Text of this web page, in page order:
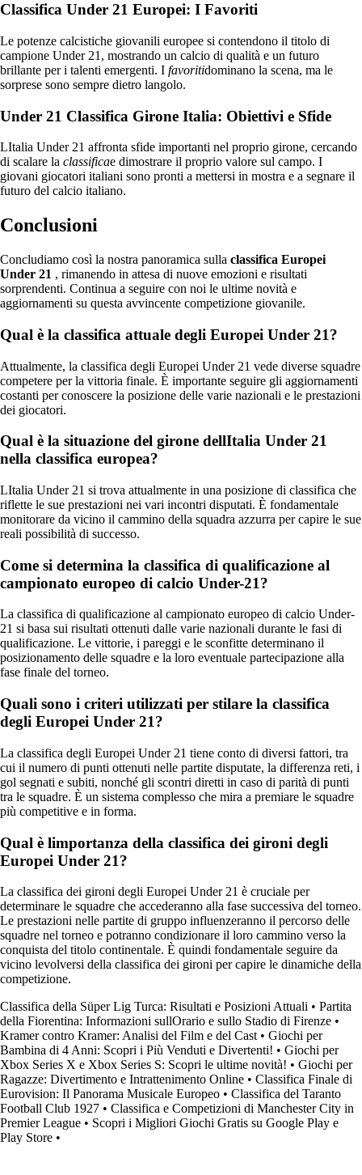
Classifica Under 21 Europei: I Favoriti
Le potenze calcistiche giovanili europee si contendono il titolo di
campione Under 21, mostrando un calcio di qualità e un futuro
brillante per i talenti emergenti. I favoritidominano la scena, ma le
sorprese sono sempre dietro langolo.
Under 21 Classifica Girone Italia: Obiettivi e Sfide
LItalia Under 21 affronta sfide importanti nel proprio girone, cercando
di scalare la classificae dimostrare il proprio valore sul campo. I
giovani giocatori italiani sono pronti a mettersi in mostra e a segnare il
futuro del calcio italiano.
Conclusioni
Concludiamo così la nostra panoramica sulla classifica Europei
Under 21 , rimanendo in attesa di nuove emozioni e risultati
sorprendenti. Continua a seguire con noi le ultime novità e
aggiornamenti su questa avvincente competizione giovanile.
Qual è la classifica attuale degli Europei Under 21?
Attualmente, la classifica degli Europei Under 21 vede diverse squadre
competere per la vittoria finale. È importante seguire gli aggiornamenti
costanti per conoscere la posizione delle varie nazionali e le prestazioni
dei giocatori.
Qual è la situazione del girone dellItalia Under 21
nella classifica europea?
LItalia Under 21 si trova attualmente in una posizione di classifica che
riflette le sue prestazioni nei vari incontri disputati. È fondamentale
monitorare da vicino il cammino della squadra azzurra per capire le sue
reali possibilità di successo.
Come si determina la classifica di qualificazione al
campionato europeo di calcio Under-21?
La classifica di qualificazione al campionato europeo di calcio Under-
21 si basa sui risultati ottenuti dalle varie nazionali durante le fasi di
qualificazione. Le vittorie, i pareggi e le sconfitte determinano il
posizionamento delle squadre e la loro eventuale partecipazione alla
fase finale del torneo.
Quali sono i criteri utilizzati per stilare la classifica
degli Europei Under 21?
La classifica degli Europei Under 21 tiene conto di diversi fattori, tra
cui il numero di punti ottenuti nelle partite disputate, la differenza reti, i
gol segnati e subiti, nonché gli scontri diretti in caso di parità di punti
tra le squadre. È un sistema complesso che mira a premiare le squadre
più competitive e in forma.
Qual è limportanza della classifica dei gironi degli
Europei Under 21?
La classifica dei gironi degli Europei Under 21 è cruciale per
determinare le squadre che accederanno alla fase successiva del torneo.
Le prestazioni nelle partite di gruppo influenzeranno il percorso delle
squadre nel torneo e potranno condizionare il loro cammino verso la
conquista del titolo continentale. È quindi fondamentale seguire da
vicino levolversi della classifica dei gironi per capire le dinamiche della
competizione.
Classifica della Süper Lig Turca: Risultati e Posizioni Attuali • Partita
della Fiorentina: Informazioni sullOrario e sullo Stadio di Firenze •
Kramer contro Kramer: Analisi del Film e del Cast • Giochi per
Bambina di 4 Anni: Scopri i Più Venduti e Divertenti! • Giochi per
Xbox Series X e Xbox Series S: Scopri le ultime novità! • Giochi per
Ragazze: Divertimento e Intrattenimento Online • Classifica Finale di
Eurovision: Il Panorama Musicale Europeo • Classifica del Taranto
Football Club 1927 • Classifica e Competizioni di Manchester City in
Premier League • Scopri i Migliori Giochi Gratis su Google Play e
Play Store •